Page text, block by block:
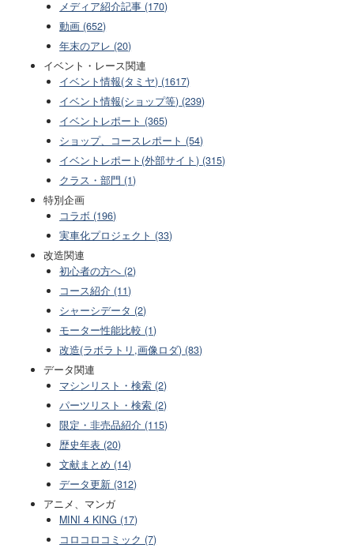
メディア紹介記事 (170)
動画 (652)
年末のアレ (20)
イベント・レース関連
イベント情報(タミヤ) (1617)
イベント情報(ショップ等) (239)
イベントレポート (365)
ショップ、コースレポート (54)
イベントレポート(外部サイト) (315)
クラス・部門 (1)
特別企画
コラボ (196)
実車化プロジェクト (33)
改造関連
初心者の方へ (2)
コース紹介 (11)
シャーシデータ (2)
モーター性能比較 (1)
改造(ラボラトリ,画像ロダ) (83)
データ関連
マシンリスト・検索 (2)
パーツリスト・検索 (2)
限定・非売品紹介 (115)
歴史年表 (20)
文献まとめ (14)
データ更新 (312)
アニメ、マンガ
MINI 4 KING (17)
コロコロコミック (7)